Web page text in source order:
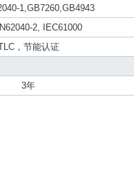
1,GB7260,GB4943
2, IEC61000
，节能认证
3年